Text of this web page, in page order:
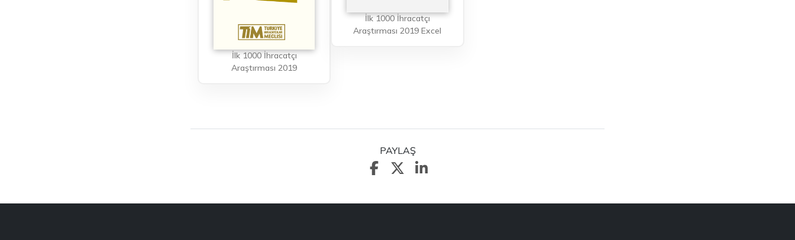
İlk 1000 İhracatçı
Araştırması 2019
İlk 1000 İhracatçı
Araştırması 2019 Excel
PAYLAŞ